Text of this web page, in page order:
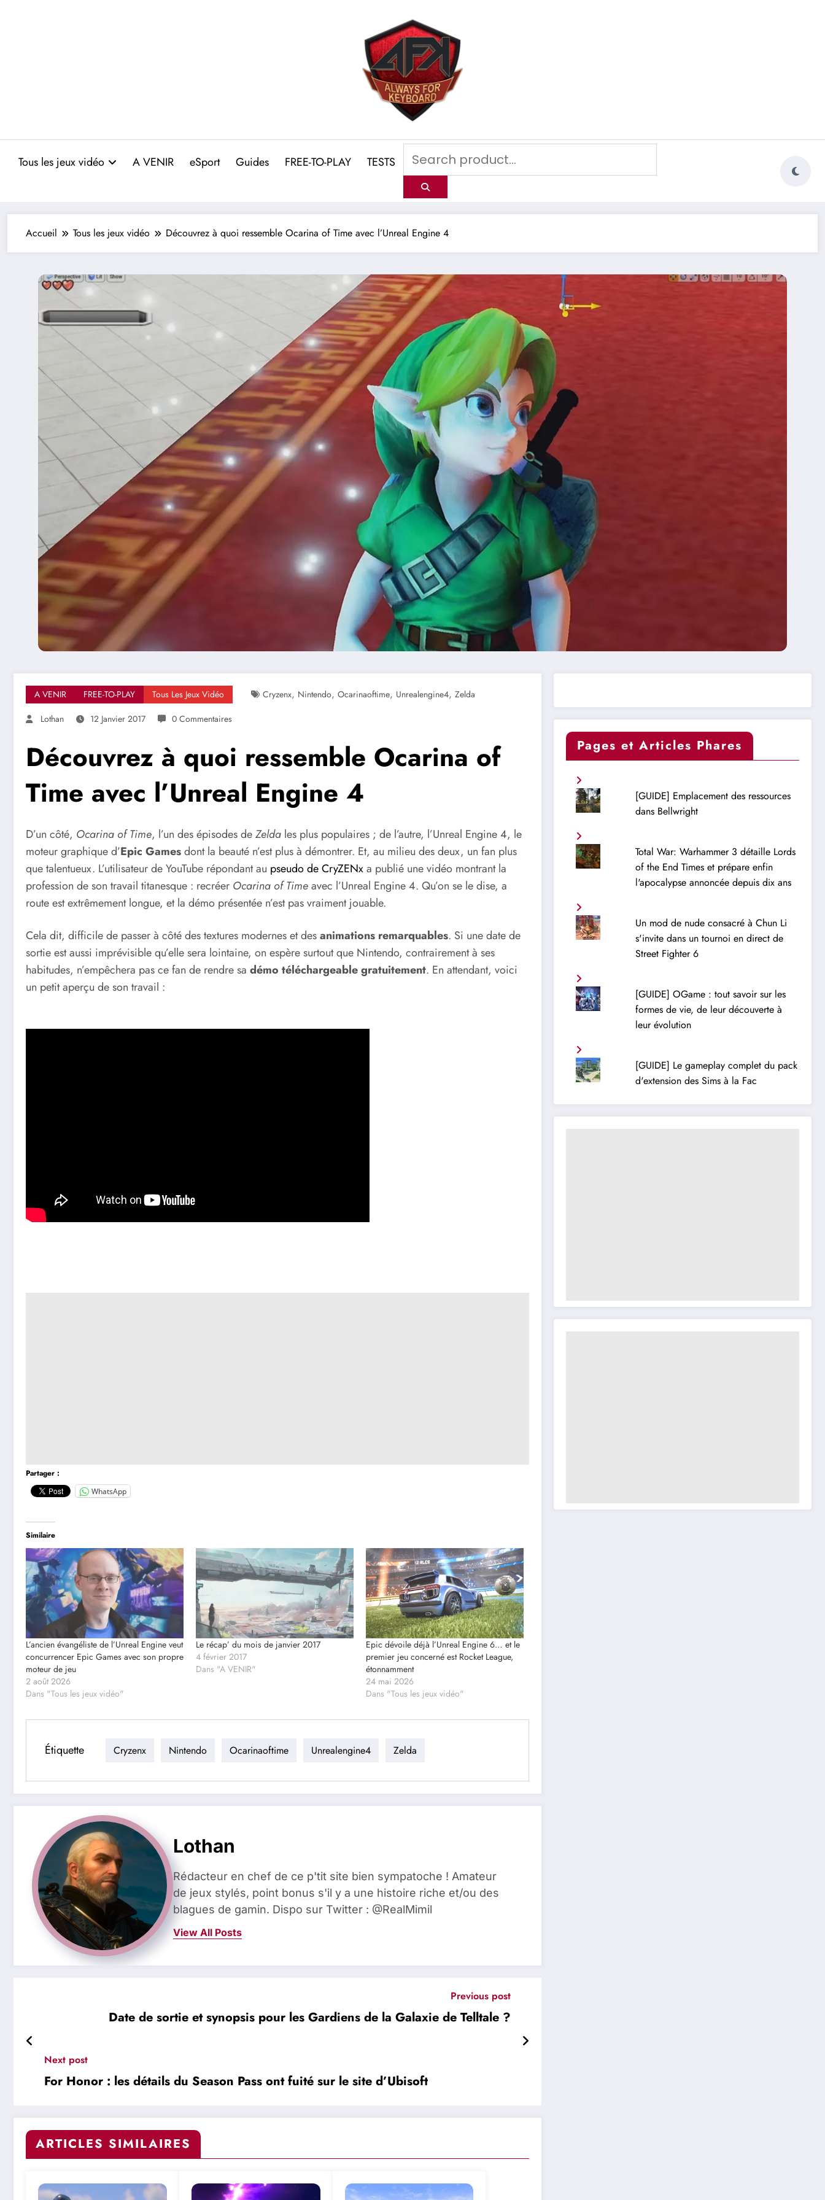
Tous les jeux vidéo A VENIR eSport Guides FREE-TO-PLAY TESTS
Accueil Tous les jeux vidéo Découvrez à quoi ressemble Ocarina of Time avec l’Unreal Engine 4
A VENIR FREE-TO-PLAY Tous Les Jeux Vidéo Cryzenx, Nintendo, Ocarinaoftime, Unrealengine4, Zelda
Lothan
12 Janvier 2017 0 Commentaires
Découvrez à quoi ressemble Ocarina of
Time avec l’Unreal Engine 4
D’un côté, Ocarina of Time, l’un des épisodes deZelda les plus populaires ; de l’autre, l’Unreal Engine 4, le
moteur graphique d’Epic Gamesdont la beauté n’est plus à démontrer. Et, au milieu des deux, un fan plus
que talentueux. L’utilisateur de YouTube répondant au pseudo de CryZENxa publié une vidéo montrant la
profession de son travail titanesque : recréer Ocarina of Timeavec l’Unreal Engine 4. Qu’on se le dise, a
route est extrêmement longue, et la démo présentée n’est pas vraiment jouable.
Cela dit, difficile de passer à côté des textures modernes et desanimations remarquables. Si une date de
sortie est aussi imprévisible qu’elle sera lointaine, on espère surtout que Nintendo, contrairement à ses
habitudes, n’empêchera pas ce fan de rendre sa démo téléchargeable gratuitement. En attendant, voici
un petit aperçu de son travail :
Partager :
WhatsApp
Similaire
L’ancien évangéliste de l’Unreal Engine veut
concurrencer Epic Games avec son propre
moteur de jeu
2 août 2026
Dans "Tous les jeux vidéo"
Le récap’ du mois de janvier 2017
4 février 2017
Dans "A VENIR"
Epic dévoile déjà l’Unreal Engine 6… et le
premier jeu concerné est Rocket League,
étonnamment
24 mai 2026
Dans "Tous les jeux vidéo"
Étiquette Cryzenx Nintendo Ocarinaoftime Unrealengine4 Zelda
Lothan
Rédacteur en chef de ce p'tit site bien sympatoche ! Amateur
de jeux stylés, point bonus s'il y a une histoire riche et/ou des
blagues de gamin. Dispo sur Twitter : @RealMimil
View All Posts
Previous post
Date de sortie et synopsis pour les Gardiens de la Galaxie de Telltale ?
Next post
For Honor : les détails du Season Pass ont fuité sur le site d’Ubisoft
ARTICLES SIMILAIRES
Pages et Articles Phares
[GUIDE] Emplacement des ressources
dans Bellwright
Total War: Warhammer 3 détaille Lords
of the End Times et prépare enfin
l'apocalypse annoncée depuis dix ans
Un mod de nude consacré à Chun Li
s'invite dans un tournoi en direct de
Street Fighter 6
[GUIDE] OGame : tout savoir sur les
formes de vie, de leur découverte à
leur évolution
[GUIDE] Le gameplay complet du pack
d'extension des Sims à la Fac